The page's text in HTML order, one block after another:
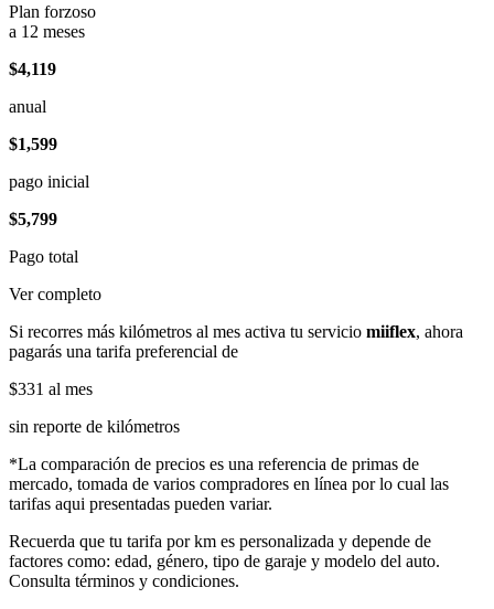
Plan forzoso
a 12 meses
$4,119
anual
$1,599
pago inicial
$5,799
Pago total
Ver completo
Si recorres más kilómetros al mes activa tu servicio miiflex, ahora
pagarás una tarifa preferencial de
$331 al mes
sin reporte de kilómetros
*La comparación de precios es una referencia de primas de
mercado, tomada de varios compradores en línea por lo cual las
tarifas aqui presentadas pueden variar.
Recuerda que tu tarifa por km es personalizada y depende de
factores como: edad, género, tipo de garaje y modelo del auto.
Consulta términos y condiciones.